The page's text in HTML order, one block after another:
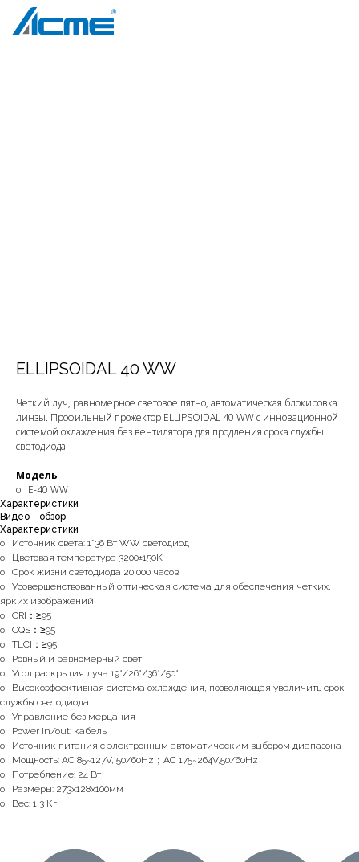
ELLIPSOIDAL 40 WW
Четкий луч, равномерное световое пятно, автоматическая блокировка
линзы. Профильный прожектор ELLIPSOIDAL 40 WW с инновационной
системой охлаждения без вентилятора для продления срока службы
светодиода.
Модель
o E-40 WW
Характеристики
Видео - обзор
Характеристики
o Источник света: 1*36 Вт WW светодиод
o Цветовая температура 3200±150K
o Срок жизни светодиода 20 000 часов
o Усовершенствованный оптическая система для обеспечения четких,
ярких изображений
o CRI：≥95
o CQS：≥95
o TLCI：≥95
o Ровный и равномерный свет
o Угол раскрытия луча 19°/26°/36°/50°
o Высокоэффективная система охлаждения, позволяющая увеличить срок
службы светодиода
o Управление без мерцания
o Power in/out: кабель
o Источник питания с электронным автоматическим выбором диапазона
o Мощность: AC 85~127V, 50/60Hz；AC 175~264V,50/60Hz
o Потребление: 24 Вт
o Размеры: 273x128x100мм
o Вес: 1,3 Кг